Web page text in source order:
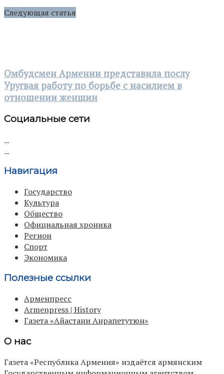
Следующая статья
Омбудсмен Армении представила послу
Уругвая работу по борьбе с насилием в
отношении женщин
Социальные сети
Навигация
Государство
Культура
Общество
Официальная хроника
Регион
Спорт
Экономика
Полезные ссылки
Арменпресс
Armenpress | History
Газета «Айастани Анрапетутюн»
О нас
Газета «Республика Армения» издаётся армянским